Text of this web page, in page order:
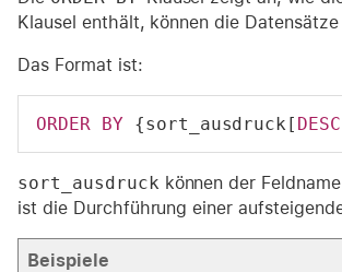
Klausel enthält, können die
Das Format ist:
ORDER BY {sort_ausdruck[ DESC
sort_ausdruck können der
ist die Durchführung einer
Beispiele